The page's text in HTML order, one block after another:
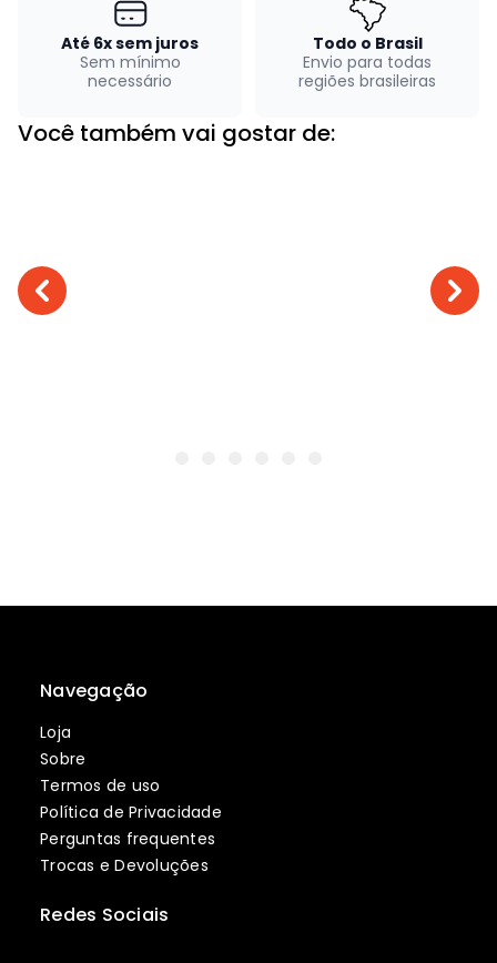
Até 6x sem juros
Sem mínimo
necessário
Todo o Brasil
Envio para todas
regiões brasileiras
Você também vai gostar de:
Navegação
Loja
Sobre
Termos de uso
Política de Privacidade
Perguntas frequentes
Trocas e Devoluções
Redes Sociais